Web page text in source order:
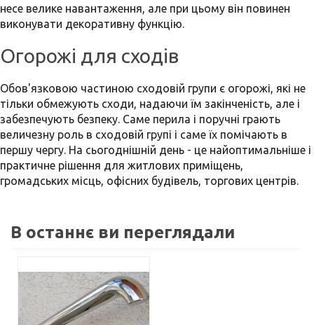
несе велике навантаження, але при цьому він повинен
виконувати декоративну функцію.
Огорожі для сходів
Обов'язковою частиною сходовій групи є огорожі, які не
тільки обмежують сходи, надаючи їм закінченість, але і
забезпечують безпеку. Саме перила і поручні грають
величезну роль в сходовій групі і саме їх помічають в
першу чергу. На сьогоднішній день - це найоптимальніше і
практичне рішення для житлових приміщень,
громадських місць, офісних будівель, торгових центрів.
В останнє ви переглядали